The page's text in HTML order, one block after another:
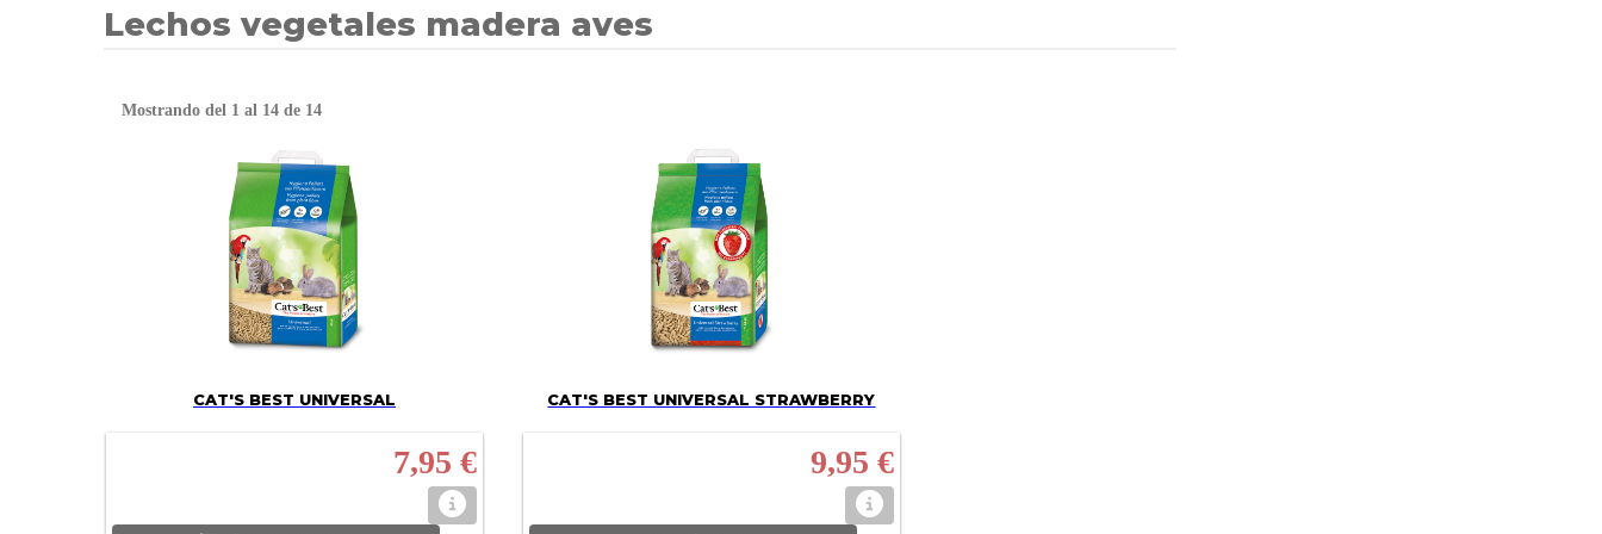
Lechos vegetales madera aves
Mostrando del 1 al 14 de 14
CAT'S BEST UNIVERSAL
7,95 €
CAT'S BEST UNIVERSAL STRAWBERRY
9,95 €